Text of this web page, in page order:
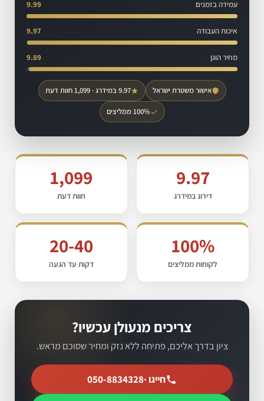
עמידה בזמנים 9.99
איכות העבודה 9.97
מחיר הוגן 9.89
אישור משטרת ישראל 9.97 במידרג · 1,099 חוות דעת
100% ממליצים
9.97
דירוג במידרג
1,099
חוות דעת
100%
לקוחות ממליצים
20-40
דקות עד הגעה
צריכים מנעולן עכשיו?
ציון בדרך אליכם, פתיחה ללא נזק ומחיר שסוכם מראש.
חייגו ·050-8834328